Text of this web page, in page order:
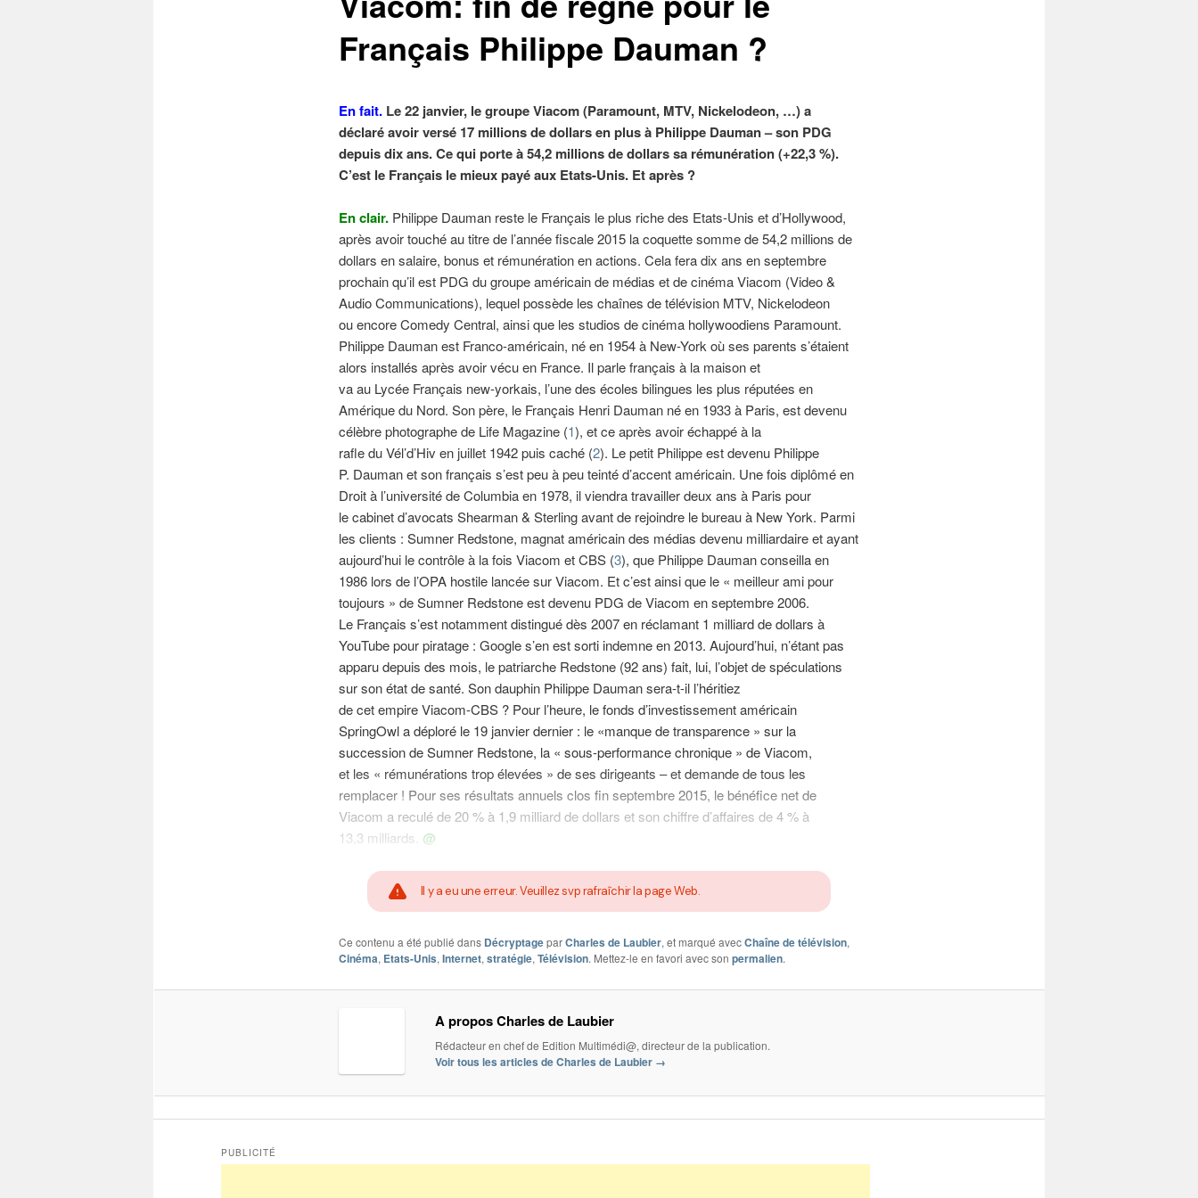
Français Philippe Dauman ?
En fait.Le 22 janvier, le groupe Viacom (Paramount, MTV, Nickelodeon, …) a
déclaré avoir versé 17 millions de dollars en plus à Philippe Dauman – son PDG
depuis dix ans. Ce qui porte à 54,2 millions de dollars sa rémunération (+22,3 %).
C’est le Français le mieux payé aux Etats-Unis. Et après ?
En clair. Philippe Dauman reste le Français le plus riche des Etats-Unis et d’Hollywood,
après avoir touché au titre de l’année fiscale 2015 la coquette somme de 54,2 millions de
dollars en salaire, bonus et rémunération en actions. Cela fera dix ans en septembre
prochain qu’il est PDG du groupe américain de médias et de cinéma Viacom (Video &
Audio Communications), lequel possède les chaînes de télévision MTV, Nickelodeon
ou encore Comedy Central, ainsi que les studios de cinéma hollywoodiens Paramount.
Philippe Dauman est Franco-américain, né en 1954 à New-York où ses parents s’étaient
alors installés après avoir vécu en France. Il parle français à la maison et
va au Lycée Français new-yorkais, l’une des écoles bilingues les plus réputées en
Amérique du Nord. Son père, le Français Henri Dauman né en 1933 à Paris, est devenu
célèbre photographe de Life Magazine (1), et ce après avoir échappé à la
rafle du Vél’d’Hiv en juillet 1942 puis caché (2). Le petit Philippe est devenu Philippe
P. Dauman et son français s’est peu à peu teinté d’accent américain. Une fois diplômé en
Droit à l’université de Columbia en 1978, il viendra travailler deux ans à Paris pour
le cabinet d’avocats Shearman & Sterling avant de rejoindre le bureau à New York. Parmi
les clients : Sumner Redstone, magnat américain des médias devenu milliardaire et ayant
aujourd’hui le contrôle à la fois Viacom et CBS (3), que Philippe Dauman conseilla en
1986 lors de l’OPA hostile lancée sur Viacom. Et c’est ainsi que le « meilleur ami pour
toujours » de Sumner Redstone est devenu PDG de Viacom en septembre 2006.
Le Français s’est notamment distingué dès 2007 en réclamant 1 milliard de dollars à
YouTube pour piratage : Google s’en est sorti indemne en 2013. Aujourd’hui, n’étant pas
apparu depuis des mois, le patriarche Redstone (92 ans) fait, lui, l’objet de spéculations
sur son état de santé. Son dauphin Philippe Dauman sera-t-il l’héritiez
de cet empire Viacom-CBS ? Pour l’heure, le fonds d’investissement américain
SpringOwl a déploré le 19 janvier dernier : le «manque de transparence » sur la
succession de Sumner Redstone, la « sous-performance chronique » de Viacom,
et les « rémunérations trop élevées » de ses dirigeants – et demande de tous les
remplacer ! Pour ses résultats annuels clos fin septembre 2015, le bénéfice net de
Viacom a reculé de 20 % à 1,9 milliard de dollars et son chiffre d’affaires de 4 % à
13,3 milliards. @
Il y a eu une erreur. Veuillez svp rafraîchir la page Web.
Ce contenu a été publié dans DécryptageparCharles de Laubier, et marqué avecChaîne de télévision,
Cinéma, Etats-Unis, Internet, stratégie, Télévision. Mettez-le en favori avec son permalien.
A propos Charles de Laubier
Rédacteur en chef de Edition Multimédi@, directeur de la publication.
Voir tous les articles de Charles de Laubier →
PUBLICITÉ